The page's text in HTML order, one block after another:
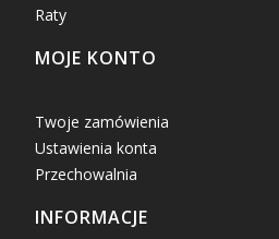
Raty
MOJE KONTO
Twoje zamówienia
Ustawienia konta
Przechowalnia
INFORMACJE